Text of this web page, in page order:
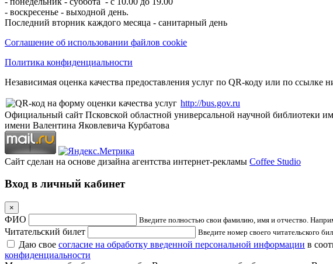
- воскресенье - выходной день.
Последний вторник каждого месяца - санитарный день
Соглашение об использовании файлов cookie
Политика конфиденциальности
Независимая оценка качества предоставления услуг по QR-коду или по ссылке
http://bus.gov.ru
Официальный сайт Псковской областной универсальной научной библиотеки
имени Валентина Яковлевича Курбатова
Сайт сделан на основе дизайна агентства интернет-рекламы Coffee Studio
Вход в личный кабинет
×
ФИО Введите полностью свои фамилию, имя и отчество.
Читательский билет Введите номер своего читательского
Даю свое согласие на обработку введенной персональной информации в
конфиденциальности